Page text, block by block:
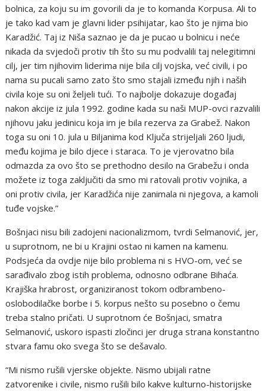
bolnica, za koju su im govorili da je to komanda Korpusa. Ali to
je tako kad vam je glavni lider psihijatar, kao što je njima bio
Karadžić. Taj iz Niša saznao je da je pucao u bolnicu i neće
nikada da svjedoči protiv tih što su mu podvalili taj nelegitimni
cilj, jer tim njihovim liderima nije bila cilj vojska, već civili, i po
nama su pucali samo zato što smo stajali između njih i naših
civila koje su oni željeli tući. To najbolje dokazuje događaj
nakon akcije iz jula 1992. godine kada su naši MUP-ovci razvalili
njihovu jaku jedinicu koja im je bila rezerva za Grabež. Nakon
toga su oni 10. jula u Biljanima kod Ključa strijeljali 260 ljudi,
među kojima je bilo djece i staraca. To je vjerovatno bila
odmazda za ovo što se prethodno desilo na Grabežu i onda
možete iz toga zaključiti da smo mi ratovali protiv vojnika, a
oni protiv civila, jer Karadžića nije zanimala ni njegova, a kamoli
tuđe vojske.”
Bošnjaci nisu bili zadojeni nacionalizmom, tvrdi Selmanović, jer,
u suprotnom, ne bi u Krajini ostao ni kamen na kamenu.
Podsjeća da ovdje nije bilo problema ni s HVO-om, već se
sarađivalo zbog istih problema, odnosno odbrane Bihaća.
Krajiška hrabrost, organiziranost tokom odbrambeno-
oslobodilačke borbe i 5. korpus nešto su posebno o čemu
treba stalno pričati. U suprotnom će Bošnjaci, smatra
Selmanović, uskoro ispasti zločinci jer druga strana konstantno
stvara famu oko svega što se dešavalo.
“Mi nismo rušili vjerske objekte. Nismo ubijali ratne
zatvorenike i civile, nismo rušili bilo kakve kulturno-historijske